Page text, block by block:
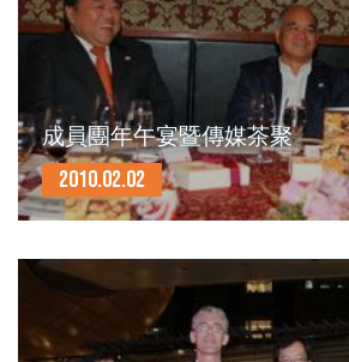
成員團年午宴暨傳媒茶聚
2010.02.02